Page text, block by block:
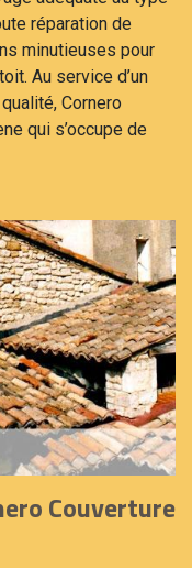
réparation de
minutieuses pour
Au service d’un
Cornero
qui s’occupe de
Couverture